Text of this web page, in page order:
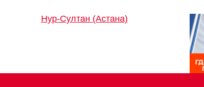
Нур-Султан (Астана)